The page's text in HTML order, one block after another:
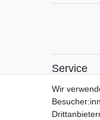
Service
Mein Konto
Versand &
Wir